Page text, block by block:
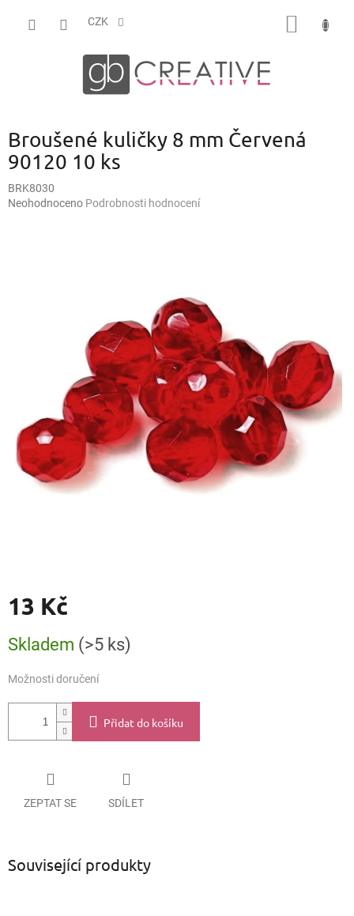
CZK
Broušené kuličky 8 mm Červená
90120 10 ks
BRK8030
Průměrné
Neohodnoceno Podrobnosti hodnocení
13 Kč
cena:
Skladem (>5 ks)
Možnosti doručení
Přidat do košíku
ZEPTAT SE SDÍLET
Související produkty